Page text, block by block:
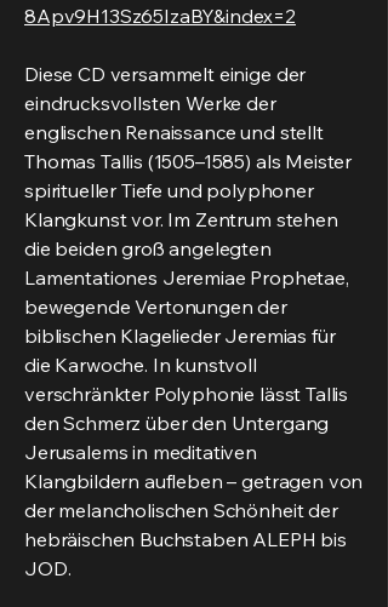
8Apv9H13Sz65IzaBY&index=2
Diese CD versammelt einige der
eindrucksvollsten Werke der
englischen Renaissance und stellt
Thomas Tallis (1505–1585) als Meister
spiritueller Tiefe und polyphoner
Klangkunst vor. Im Zentrum stehen
die beiden groß angelegten
Lamentationes Jeremiae Prophetae,
bewegende Vertonungen der
biblischen Klagelieder Jeremias für
die Karwoche. In kunstvoll
verschränkter Polyphonie lässt Tallis
den Schmerz über den Untergang
Jerusalems in meditativen
Klangbildern aufleben – getragen von
der melancholischen Schönheit der
hebräischen Buchstaben ALEPH bis
JOD.